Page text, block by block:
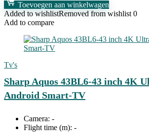
Toevoegen aan winkelwagen
Added to wishlistRemoved from wishlist 0
Add to compare
Tv's
Sharp Aquos 43BL6-43 inch 4K
Android Smart-TV
Camera: -
Flight time (m): -